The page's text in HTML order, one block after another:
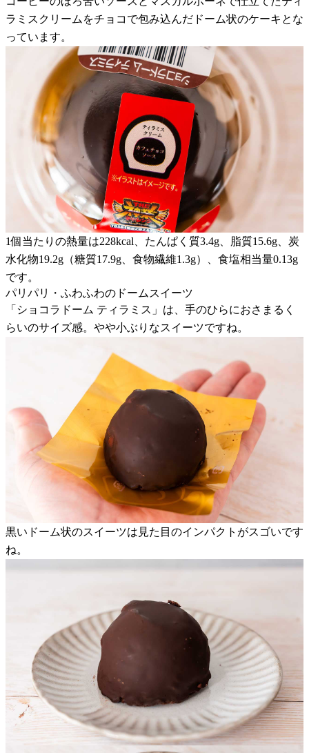
ラミスクリームをチョコで包み込んだドーム状のケーキとな
っています。
1個当たりの熱量は228kcal、たんぱく質3.4g、脂質15.6g、炭
水化物19.2g（糖質17.9g、食物繊維1.3g）、食塩相当量0.13g
です。
パリパリ・ふわふわのドームスイーツ
「ショコラドーム ティラミス」は、手のひらにおさまるく
らいのサイズ感。やや小ぶりなスイーツですね。
黒いドーム状のスイーツは見た目のインパクトがスゴいです
ね。